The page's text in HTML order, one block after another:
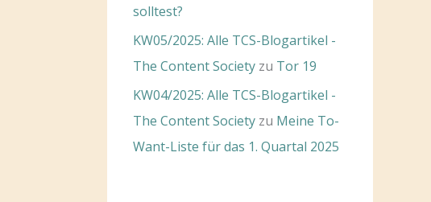
solltest?
KW05/2025: Alle TCS-Blogartikel -
The Content Society zu Tor 19
KW04/2025: Alle TCS-Blogartikel -
The Content Society zu Meine To-
Want-Liste für das 1. Quartal 2025